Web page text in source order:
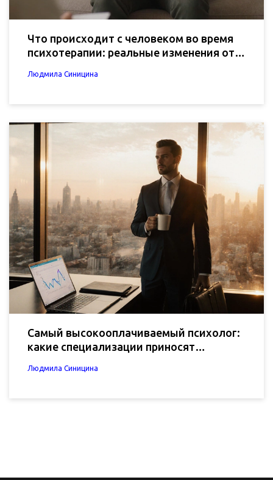
Что происходит с человеком во время
психотерапии: реальные изменения от
Людмила Синицина
Самый высокооплачиваемый психолог:
какие специализации приносят
Людмила Синицина